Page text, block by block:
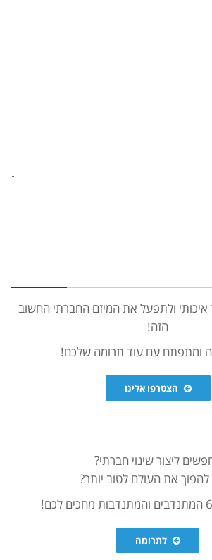
איכותי ולתפעל את המיזם החברתי החשוב
הזה!
ומתפתח עם עוד תרומה שלכם!
הצטרפו אלינו
ליצור שינוי חברתי?
להפוך את העולם לטוב יותר?
לתרומה